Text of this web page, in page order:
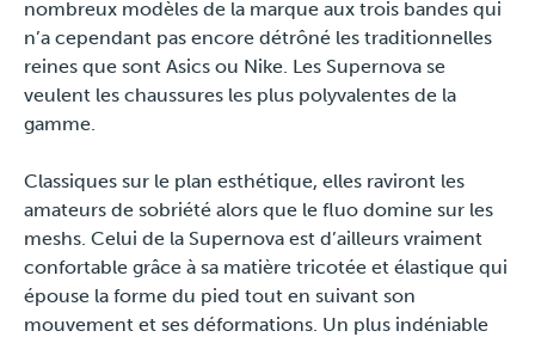
News
Tests Produits
Partenaires
Presse
nombreux modèles de la marque aux trois bandes qui
n’a cependant pas encore détrôné les traditionnelles
reines que sont Asics ou Nike. Les Supernova se
veulent les chaussures les plus polyvalentes de la
gamme.
Classiques sur le plan esthétique, elles raviront les
amateurs de sobriété alors que le fluo domine sur les
meshs. Celui de la Supernova est d’ailleurs vraiment
confortable grâce à sa matière tricotée et élastique qui
épouse la forme du pied tout en suivant son
mouvement et ses déformations. Un plus indéniable